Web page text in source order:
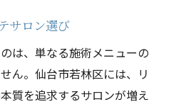
サロン選び
は、単なる施術メニューの
ん。仙台市若林区には、リ
質を追求するサロンが増え